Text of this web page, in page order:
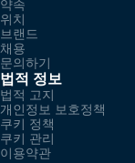
약속
위치
브랜드
채용
문의하기
법적 정보
법적 고지
개인정보 보호정책
쿠키 정책
쿠키 관리
이용약관